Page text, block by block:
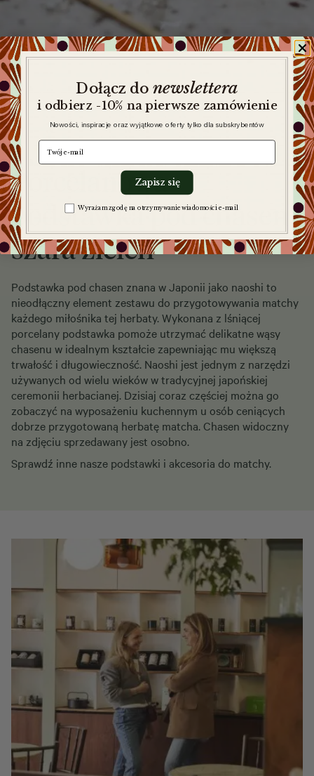
Porcelanowa
podstawka pod chasen
szara zieleń
Podstawka pod chasen znana w Japonii jako naoshi to
nieodłączny element zestawu do przygotowywania matchy
każdego miłośnika tej herbaty. Wykonana z lśniącej
porcelany podstawka pomoże utrzymać delikatne wąsy
chasenu w idealnym kształcie zapewniając mu większą
trwałość i długowieczność. Naoshi jest jednym z narzędzi
używanych od wielu wieków w tradycyjnej japońskiej
ceremonii herbacianej. Dzisiaj coraz częściej można go
zobaczyć na wyposażeniu kuchennym u osób ceniących
dobrze przygotowaną herbatę matcha. Chasen widoczny
na zdjęciu sprzedawany jest osobno.
Sprawdź inne nasze podstawki i akcesoria do matchy.
Dołącz do newslettera
i odbierz -10% na pierwsze zamówienie
Nowości, inspiracje oraz wyjątkowe oferty tylko dla subskrybentów
e-mail
Zapisz się
Zgoda na komunikację
Wyrażam zgodę na otrzymywanie wiadomości e-mail